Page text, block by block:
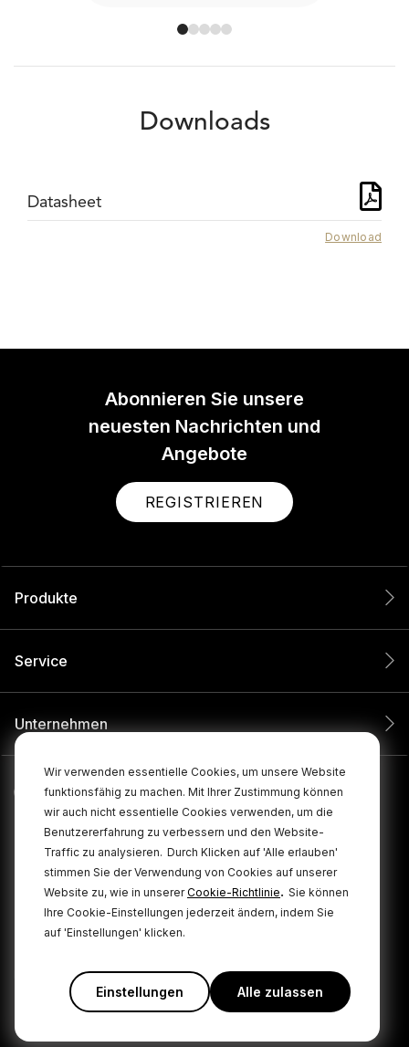
Wir verwenden essentielle Cookies, um unsere Website
funktionsfähig zu machen. Mit Ihrer Zustimmung können
wir auch nicht essentielle Cookies verwenden, um die
Benutzererfahrung zu verbessern und den Website-
Traffic zu analysieren. Durch Klicken auf 'Alle erlauben'
stimmen Sie der Verwendung von Cookies auf unserer
Website zu, wie in unsererCookie-Richtlinie. Sie können
Ihre Cookie-Einstellungen jederzeit ändern, indem Sie
auf 'Einstellungen' klicken.
Einstellungen Alle zulassen
Downloads
Datasheet
Download
Abonnieren Sie unsere
neuesten Nachrichten und
Angebote
REGISTRIEREN
Produkte
Service
Unternehmen
© 2026 RØDE Alle Rechte vorbehalten.
Datenschutzbestimmungen | Geschäftsbedingungen |
Policy